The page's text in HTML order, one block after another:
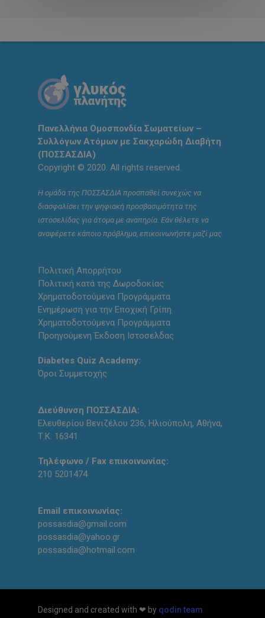
Πανελλήνια Ομοσπονδία Σωματείων –
Συλλόγων Ατόμων με Σακχαρώδη Διαβήτη
(ΠΟΣΣΑΣΔΙΑ)
Copyright © 2020. All rights reserved.
Η ομάδα της ΠΟΣΣΑΣΔΙΑ προσπαθεί συνεχώς να
διασφαλίσει την ψηφιακή προσβασιμότητα της
ιστοσελίδας για άτομα με αναπηρία. Εάν θέλετε να
αναφέρετε κάποιο πρόβλημα, επικοινωνήστε μαζί μας.
Πολιτική Απορρήτου
Πολιτική κατά της Δωροδοκίας
Χρηματοδοτούμενα Προγράμματα
Ενημέρωση για την Εποχική Γρίπη
Χρηματοδοτούμενα Προγράμματα
Προηγούμενη Έκδοση Ιστοσελδας
Diabetes Quiz Academy:
Όροι Συμμετοχής
Διεύθυνση ΠΟΣΣΑΣΔΙΑ:
Ελευθερίου Βενιζέλου 236, Ηλιούπολη, Αθήνα,
Τ.Κ. 16341
Τηλέφωνο / Fax επικοινωνίας:
210 5201474
Email επικοινωνίας:
possasdia@gmail.com
possasdia@yahoo.gr
possasdia@hotmail.com
Designed and created with ❤ by qodin team